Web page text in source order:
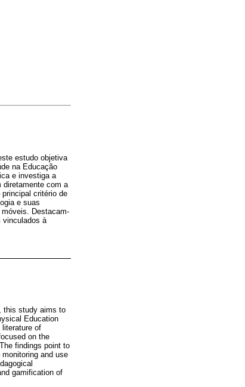
estudo objetiva
na Educação
e investiga a
diretamente com a
principal critério de
e suas
Destacam-
vinculados à
this study aims to
Education
of
on the
findings point to
and use
gamification of